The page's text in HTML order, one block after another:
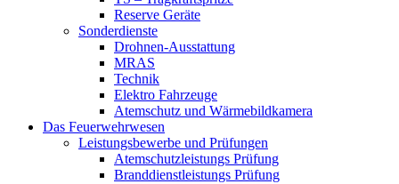
Reserve Geräte
Sonderdienste
Drohnen-Ausstattung
MRAS
Technik
Elektro Fahrzeuge
Atemschutz und Wärmebildkamera
Das Feuerwehrwesen
Leistungsbewerbe und Prüfungen
Atemschutzleistungs Prüfung
Branddienstleistungs Prüfung